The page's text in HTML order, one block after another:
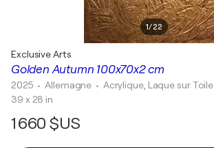
1/22
Golden Autumn 100x70x2 cm
Exclusive Arts
2025 • Allemagne • Acrylique, Laque sur Toile
39 x 28 in
1 660 $US